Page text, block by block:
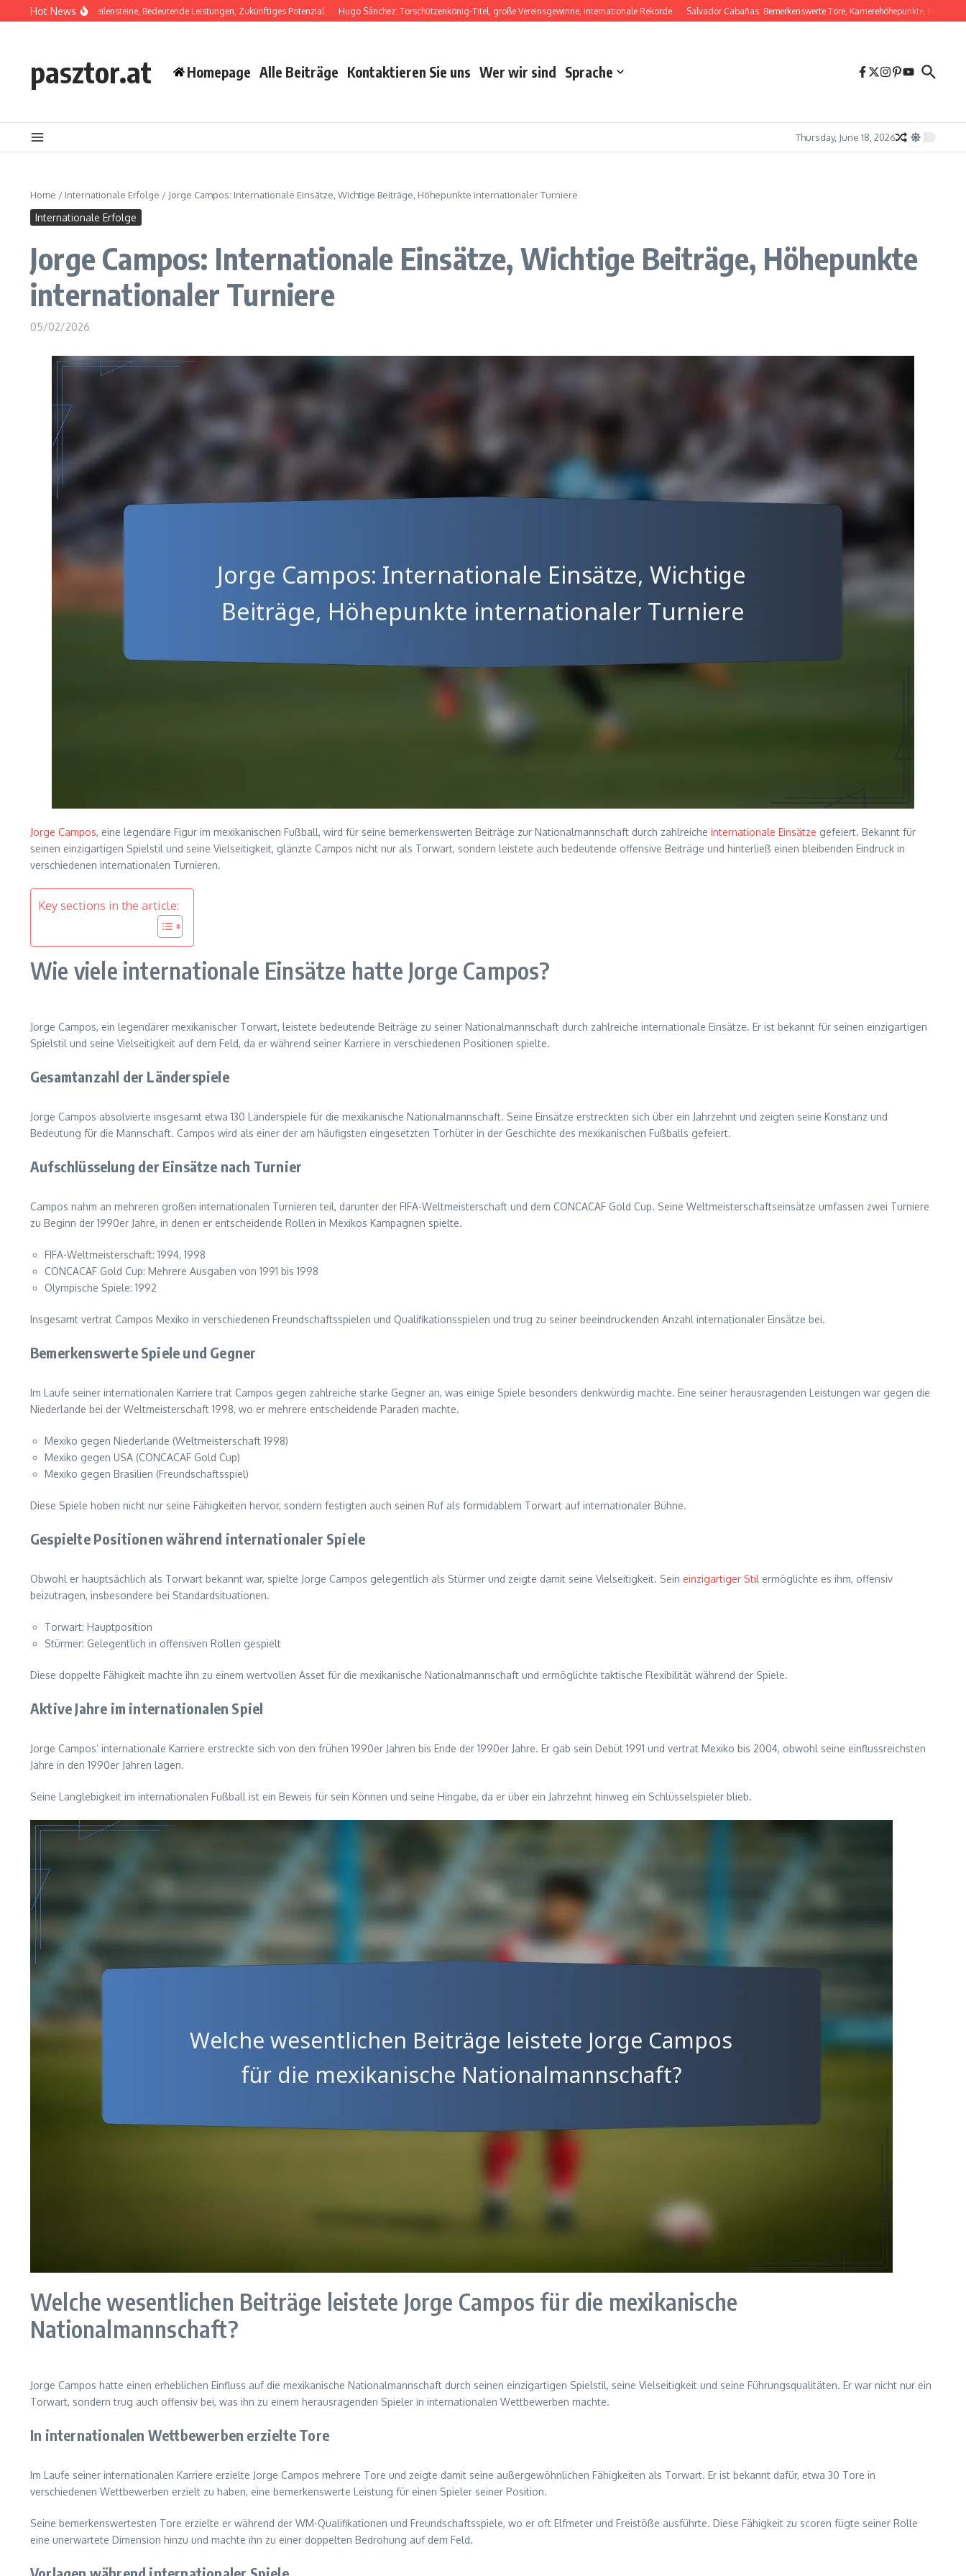
Skip to content
Hot News
Karriere-Meilensteine, Bedeutende Leistungen, Zukünftiges Potenzial Hugo Sánchez: Torschützenkönig-Titel, große Vereinsgewinne, internationale Rekorde Salvador Cabañas: Bemerkenswerte Tore, Karrierehöhepunkte, Internationaler
pasztor.at Homepage Alle Beiträge Kontaktieren Sie uns Wer wir sind Sprache
Thursday, June 18, 2026
Home / Internationale Erfolge / Jorge Campos: Internationale Einsätze, Wichtige Beiträge, Höhepunkte internationaler Turniere
Internationale Erfolge
Jorge Campos: Internationale Einsätze, Wichtige Beiträge, Höhepunkte
internationaler Turniere
05/02/2026
Jorge Campos, eine legendäre Figur im mexikanischen Fußball, wird für seine bemerkenswerten Beiträge zur Nationalmannschaft durch zahlreiche internationale Einsätze gefeiert. Bekannt für
seinen einzigartigen Spielstil und seine Vielseitigkeit, glänzte Campos nicht nur als Torwart, sondern leistete auch bedeutende offensive Beiträge und hinterließ einen bleibenden Eindruck in
verschiedenen internationalen Turnieren.
Key sections in the article:
Wie viele internationale Einsätze hatte Jorge Campos?
Jorge Campos, ein legendärer mexikanischer Torwart, leistete bedeutende Beiträge zu seiner Nationalmannschaft durch zahlreiche internationale Einsätze. Er ist bekannt für seinen einzigartigen
Spielstil und seine Vielseitigkeit auf dem Feld, da er während seiner Karriere in verschiedenen Positionen spielte.
Gesamtanzahl der Länderspiele
Jorge Campos absolvierte insgesamt etwa 130 Länderspiele für die mexikanische Nationalmannschaft. Seine Einsätze erstreckten sich über ein Jahrzehnt und zeigten seine Konstanz und
Bedeutung für die Mannschaft. Campos wird als einer der am häufigsten eingesetzten Torhüter in der Geschichte des mexikanischen Fußballs gefeiert.
Aufschlüsselung der Einsätze nach Turnier
Campos nahm an mehreren großen internationalen Turnieren teil, darunter der FIFA-Weltmeisterschaft und dem CONCACAF Gold Cup. Seine Weltmeisterschaftseinsätze umfassen zwei Turniere
zu Beginn der 1990er Jahre, in denen er entscheidende Rollen in Mexikos Kampagnen spielte.
FIFA-Weltmeisterschaft: 1994, 1998
CONCACAF Gold Cup: Mehrere Ausgaben von 1991 bis 1998
Olympische Spiele: 1992
Insgesamt vertrat Campos Mexiko in verschiedenen Freundschaftsspielen und Qualifikationsspielen und trug zu seiner beeindruckenden Anzahl internationaler Einsätze bei.
Bemerkenswerte Spiele und Gegner
Im Laufe seiner internationalen Karriere trat Campos gegen zahlreiche starke Gegner an, was einige Spiele besonders denkwürdig machte. Eine seiner herausragenden Leistungen war gegen die
Niederlande bei der Weltmeisterschaft 1998, wo er mehrere entscheidende Paraden machte.
Mexiko gegen Niederlande (Weltmeisterschaft 1998)
Mexiko gegen USA (CONCACAF Gold Cup)
Mexiko gegen Brasilien (Freundschaftsspiel)
Diese Spiele hoben nicht nur seine Fähigkeiten hervor, sondern festigten auch seinen Ruf als formidablem Torwart auf internationaler Bühne.
Gespielte Positionen während internationaler Spiele
Obwohl er hauptsächlich als Torwart bekannt war, spielte Jorge Campos gelegentlich als Stürmer und zeigte damit seine Vielseitigkeit. Sein einzigartiger Stil ermöglichte es ihm, offensiv
beizutragen, insbesondere bei Standardsituationen.
Torwart: Hauptposition
Stürmer: Gelegentlich in offensiven Rollen gespielt
Diese doppelte Fähigkeit machte ihn zu einem wertvollen Asset für die mexikanische Nationalmannschaft und ermöglichte taktische Flexibilität während der Spiele.
Aktive Jahre im internationalen Spiel
Jorge Campos’ internationale Karriere erstreckte sich von den frühen 1990er Jahren bis Ende der 1990er Jahre. Er gab sein Debüt 1991 und vertrat Mexiko bis 2004, obwohl seine einflussreichsten
Jahre in den 1990er Jahren lagen.
Seine Langlebigkeit im internationalen Fußball ist ein Beweis für sein Können und seine Hingabe, da er über ein Jahrzehnt hinweg ein Schlüsselspieler blieb.
Welche wesentlichen Beiträge leistete Jorge Campos für die mexikanische
Nationalmannschaft?
Jorge Campos hatte einen erheblichen Einfluss auf die mexikanische Nationalmannschaft durch seinen einzigartigen Spielstil, seine Vielseitigkeit und seine Führungsqualitäten. Er war nicht nur ein
Torwart, sondern trug auch offensiv bei, was ihn zu einem herausragenden Spieler in internationalen Wettbewerben machte.
In internationalen Wettbewerben erzielte Tore
Im Laufe seiner internationalen Karriere erzielte Jorge Campos mehrere Tore und zeigte damit seine außergewöhnlichen Fähigkeiten als Torwart. Er ist bekannt dafür, etwa 30 Tore in
verschiedenen Wettbewerben erzielt zu haben, eine bemerkenswerte Leistung für einen Spieler seiner Position.
Seine bemerkenswertesten Tore erzielte er während der WM-Qualifikationen und Freundschaftsspiele, wo er oft Elfmeter und Freistöße ausführte. Diese Fähigkeit zu scoren fügte seiner Rolle
eine unerwartete Dimension hinzu und machte ihn zu einer doppelten Bedrohung auf dem Feld.